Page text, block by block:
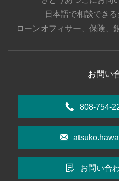
日本語で相談できる
ローンオフィサー、保険、
お問い
808-754-
お問い合